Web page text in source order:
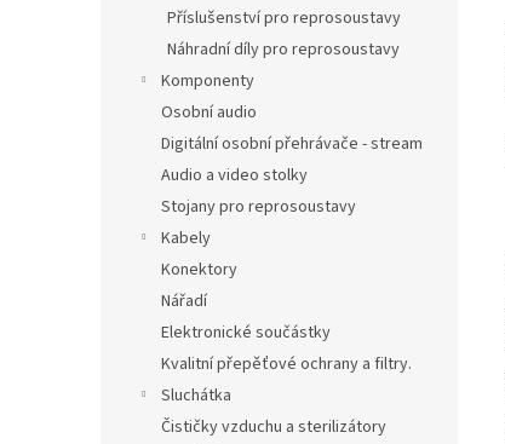
Příslušenství pro reprosoustavy
Náhradní díly pro reprosoustavy
Komponenty
Osobní audio
Digitální osobní přehrávače - stream
Audio a video stolky
Stojany pro reprosoustavy
Kabely
Konektory
Nářadí
Elektronické součástky
Kvalitní přepěťové ochrany a filtry.
Sluchátka
Čističky vzduchu a sterilizátory